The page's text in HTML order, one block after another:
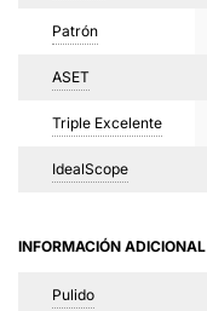
Patrón
ASET
Triple Excelente
IdealScope
INFORMACIÓN ADICIONAL
Pulido